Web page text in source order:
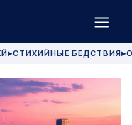
▶СТИХИЙНЫЕ БЕДСТВИЯ▶